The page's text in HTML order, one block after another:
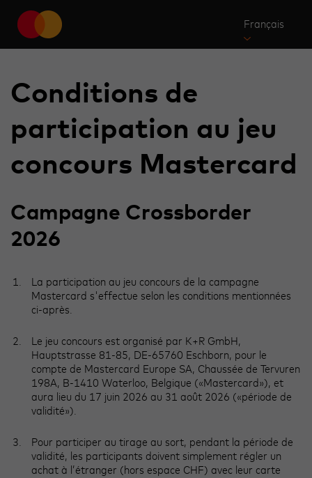
Français
Conditions de
participation au jeu
concours Mastercard
Campagne Crossborder
2026
La participation au jeu concours de la campagne
Mastercard s'effectue selon les conditions mentionnées
ci-après.
Le jeu concours est organisé par K+R GmbH,
Hauptstrasse 81-85, DE-65760 Eschborn, pour le
compte de Mastercard Europe SA, Chaussée de Tervuren
198A, B-1410 Waterloo, Belgique («Mastercard»), et
aura lieu du 17 juin 2026 au 31 août 2026 («période de
validité»).
Pour participer au tirage au sort, pendant la période de
validité, les participants doivent simplement régler un
achat à l’étranger (hors espace CHF) avec leur carte